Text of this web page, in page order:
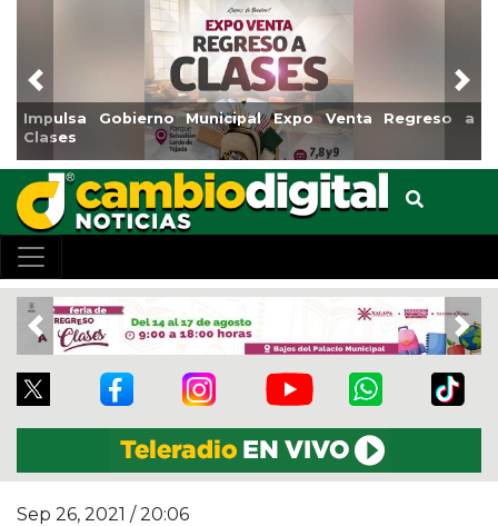
Gobierno Municipal Expo Venta Regreso a
Reabrirá
Previous
Previous
Sep 26, 2021 / 20:06